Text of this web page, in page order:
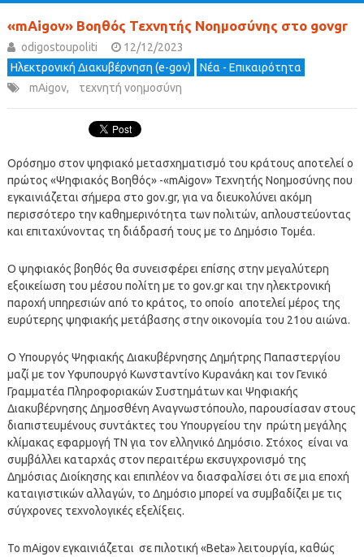
«mAigov» Βοηθός Τεχνητής Νοημοσύνης στο govgr
odigostoupoliti
12/12/2023
Ηλεκτρονική Διακυβέρνηση (e-gov)
Νέα - Επικαιρότητα
mAigov, τεχνητή νοημοσύνη
Ορόσημο στον ψηφιακό μετασχηματισμό του κράτους αποτελεί ο
πρώτος «Ψηφιακός Βοηθός» -«mAigov» Τεχνητής Νοημοσύνης που
εγκαινιάζεται σήμερα στο gov.gr, για να διευκολύνει ακόμη
περισσότερο την καθημερινότητα των πολιτών, απλουστεύοντας
και επιταχύνοντας τη διάδρασή τους με το Δημόσιο Τομέα.
Ο ψηφιακός βοηθός θα συνεισφέρει επίσης στην μεγαλύτερη
εξοικείωση του μέσου πολίτη με το gov.gr και την ηλεκτρονική
παροχή υπηρεσιών από το κράτος, το οποίο αποτελεί μέρος της
ευρύτερης ψηφιακής μετάβασης στην οικονομία του 21ου αιώνα.
Ο Υπουργός Ψηφιακής Διακυβέρνησης Δημήτρης Παπαστεργίου
μαζί με τον Υφυπουργό Κωνσταντίνο Κυρανάκη και τον Γενικό
Γραμματέα Πληροφοριακών Συστημάτων και Ψηφιακής
Διακυβέρνησης Δημοσθένη Αναγνωστόπουλο, παρουσίασαν στους
διαπιστευμένους συντάκτες του Υπουργείου την πρώτη μεγάλης
κλίμακας εφαρμογή ΤΝ για τον ελληνικό Δημόσιο. Στόχος είναι να
συμβάλλει καταρχάς στον περαιτέρω εκσυγχρονισμό της
Δημόσιας Διοίκησης και επιπλέον να διασφαλίσει ότι σε μια εποχή
καταιγιστικών αλλαγών, το Δημόσιο μπορεί να συμβαδίζει με τις
σύγχρονες τεχνολογικές εξελίξεις.
Το mAigov εγκαινιάζεται σε πιλοτική «Beta» λειτουργία, καθώς